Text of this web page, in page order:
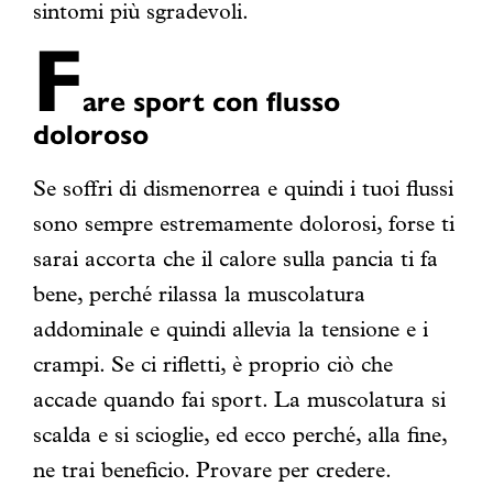
sintomi più sgradevoli.
Fare sport con flusso
doloroso
Se soffri di dismenorrea e quindi i tuoi flussi
sono sempre estremamente dolorosi, forse ti
sarai accorta che il calore sulla pancia ti fa
bene, perché rilassa la muscolatura
addominale e quindi allevia la tensione e i
crampi. Se ci rifletti, è proprio ciò che
accade quando fai sport. La muscolatura si
scalda e si scioglie, ed ecco perché, alla fine,
ne trai beneficio. Provare per credere.